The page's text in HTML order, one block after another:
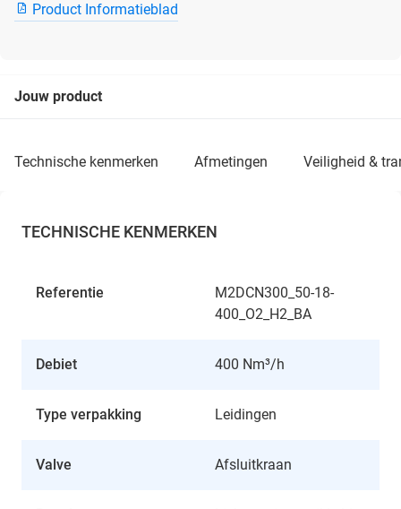
Product Informatieblad
Jouw product
technische kenmerken afmetingen veiligheid &
TECHNISCHE KENMERKEN
Referentie
M2DCN300_50-18-
400_O2_H2_BA
Debiet 400 Nm³/h
Type verpakking Leidingen
Valve Afsluitkraan